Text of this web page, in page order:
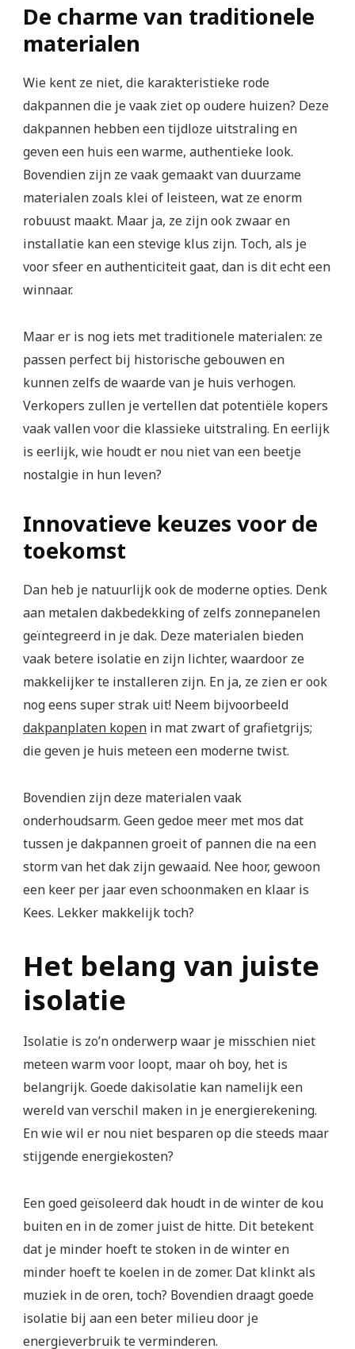
De charme van traditionele
materialen
Wie kent ze niet, die karakteristieke rode
dakpannen die je vaak ziet op oudere huizen? Deze
dakpannen hebben een tijdloze uitstraling en
geven een huis een warme, authentieke look.
Bovendien zijn ze vaak gemaakt van duurzame
materialen zoals klei of leisteen, wat ze enorm
robuust maakt. Maar ja, ze zijn ook zwaar en
installatie kan een stevige klus zijn. Toch, als je
voor sfeer en authenticiteit gaat, dan is dit echt een
winnaar.
Maar er is nog iets met traditionele materialen: ze
passen perfect bij historische gebouwen en
kunnen zelfs de waarde van je huis verhogen.
Verkopers zullen je vertellen dat potentiële kopers
vaak vallen voor die klassieke uitstraling. En eerlijk
is eerlijk, wie houdt er nou niet van een beetje
nostalgie in hun leven?
Innovatieve keuzes voor de
toekomst
Dan heb je natuurlijk ook de moderne opties. Denk
aan metalen dakbedekking of zelfs zonnepanelen
geïntegreerd in je dak. Deze materialen bieden
vaak betere isolatie en zijn lichter, waardoor ze
makkelijker te installeren zijn. En ja, ze zien er ook
nog eens super strak uit! Neem bijvoorbeeld
dakpanplaten kopen​ in mat zwart of grafietgrijs;
die geven je huis meteen een moderne twist.
Bovendien zijn deze materialen vaak
onderhoudsarm. Geen gedoe meer met mos dat
tussen je dakpannen groeit of pannen die na een
storm van het dak zijn gewaaid. Nee hoor, gewoon
een keer per jaar even schoonmaken en klaar is
Kees. Lekker makkelijk toch?
Het belang van juiste
isolatie
Isolatie is zo’n onderwerp waar je misschien niet
meteen warm voor loopt, maar oh boy, het is
belangrijk. Goede dakisolatie kan namelijk een
wereld van verschil maken in je energierekening.
En wie wil er nou niet besparen op die steeds maar
stijgende energiekosten?
Een goed geïsoleerd dak houdt in de winter de kou
buiten en in de zomer juist de hitte. Dit betekent
dat je minder hoeft te stoken in de winter en
minder hoeft te koelen in de zomer. Dat klinkt als
muziek in de oren, toch? Bovendien draagt goede
isolatie bij aan een beter milieu door je
energieverbruik te verminderen.